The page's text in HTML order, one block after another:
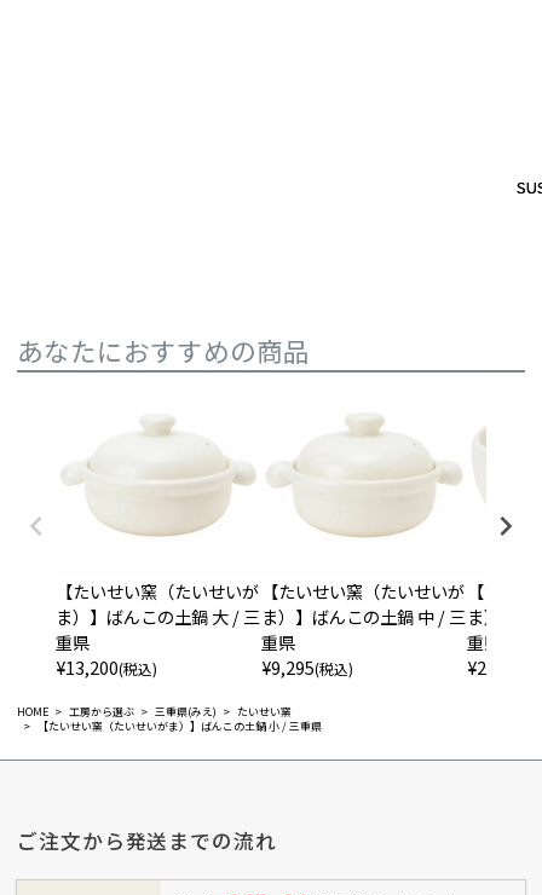
HOME 工房から選ぶ 三重県(みえ)
たいせい窯
【たいせい窯（たいせいがま）】ばんこの土鍋 小 / 三重県
あなたにおすすめの商品
【たいせい窯（たいせいが
ま）】ばんこの土鍋 大 / 三
重県
¥13,200(税込)
【たいせい窯（たいせいが
ま）】ばんこの土鍋 中 / 三
重県
¥9,295(税込)
【たい
ま）】た
重県
¥2,860
ご注文から発送までの流れ